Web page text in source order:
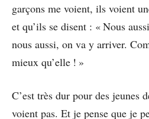
garçons me voient, ils voient
et qu’ils se disent : « Nous
nous aussi, on va y arriver.
mieux qu’elle ! »
C’est très dur pour des jeunes
voient pas. Et je pense que je